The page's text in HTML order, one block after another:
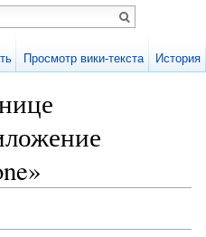
Просмотр вики-текста История